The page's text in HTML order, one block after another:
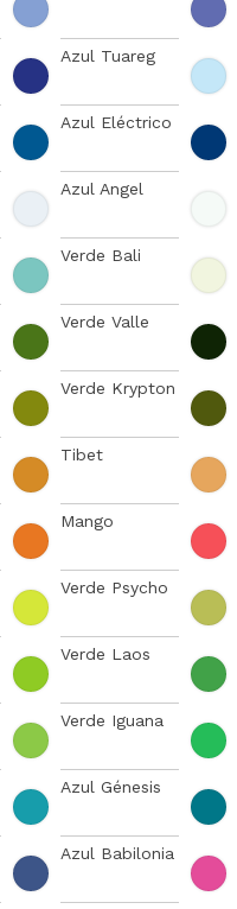
Azul Tuareg
Azul Eléctrico
Azul Angel
Verde Bali
Verde Valle
Verde Krypton
Tibet
Mango
Verde Psycho
Verde Laos
Verde Iguana
Azul Génesis
Azul Babilonia